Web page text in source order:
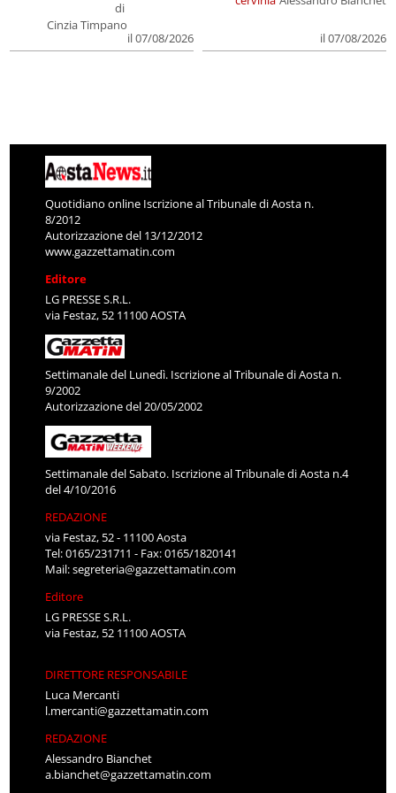
di
Cinzia Timpano
il 07/08/2026
il 07/08/2026
Quotidiano online Iscrizione al Tribunale di Aosta n.
8/2012
Autorizzazione del 13/12/2012
www.gazzettamatin.com
Editore
LG PRESSE S.R.L.
via Festaz, 52 11100 AOSTA
Settimanale del Lunedì. Iscrizione al Tribunale di Aosta n.
9/2002
Autorizzazione del 20/05/2002
Settimanale del Sabato. Iscrizione al Tribunale di Aosta n.4
del 4/10/2016
REDAZIONE
via Festaz, 52 - 11100 Aosta
Tel: 0165/231711 - Fax: 0165/1820141
Mail:segreteria@gazzettamatin.com
Editore
LG PRESSE S.R.L.
via Festaz, 52 11100 AOSTA
DIRETTORE RESPONSABILE
Luca Mercanti
l.mercanti@gazzettamatin.com
REDAZIONE
Alessandro Bianchet
a.bianchet@gazzettamatin.com